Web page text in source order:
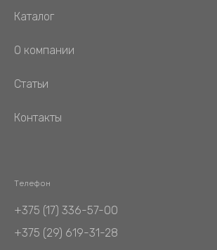
Каталог
О компании
Статьи
Контакты
Телефон
+375 (17) 336-57-00
+375 (29) 619-31-28